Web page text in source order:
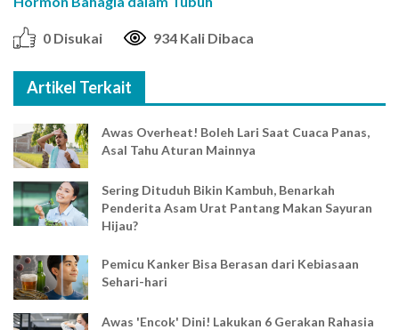
0 Disukai 934 Kali Dibaca
Artikel Terkait
Awas Overheat! Boleh Lari Saat Cuaca Panas,
Asal Tahu Aturan Mainnya
Sering Dituduh Bikin Kambuh, Benarkah
Penderita Asam Urat Pantang Makan Sayuran
Hijau?
Pemicu Kanker Bisa Berasan dari Kebiasaan
Sehari-hari
Awas 'Encok' Dini! Lakukan 6 Gerakan Rahasia